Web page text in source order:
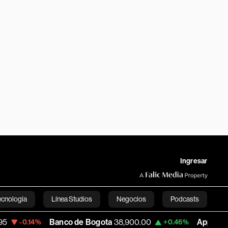
Ingresar
Línea Studios Negocios Podcasts
English
Banco de Bogota 38,900.00 +0.46% Apple 313.305